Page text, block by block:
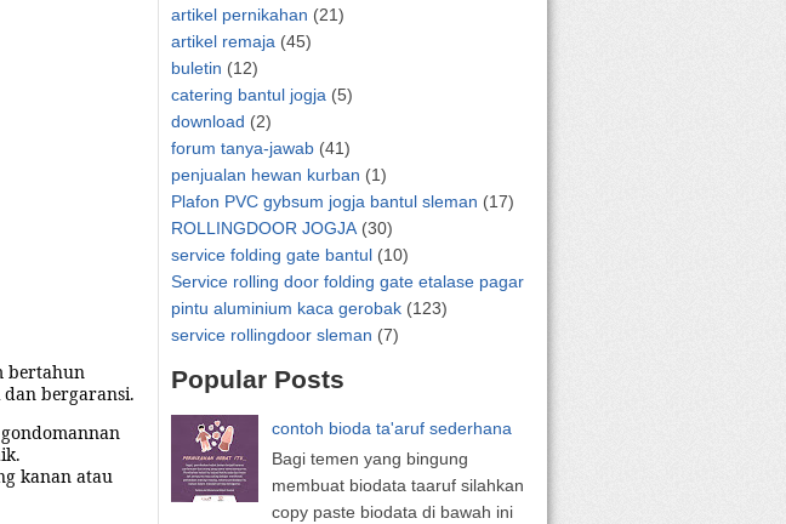
bertahun
bergaransi.
kanan atau
artikel pernikahan (21)
artikel remaja (45)
buletin (12)
catering bantul jogja (5)
download (2)
forum tanya-jawab (41)
penjualan hewan kurban (1)
Plafon PVC gybsum jogja bantul sleman (17)
ROLLINGDOOR JOGJA (30)
service folding gate bantul (10)
Service rolling door folding gate etalase pagar
pintu aluminium kaca gerobak (123)
service rollingdoor sleman (7)
Popular Posts
contoh bioda ta'aruf sederhana
Bagi temen yang bingung
membuat biodata taaruf silahkan
copy paste biodata di bawah ini